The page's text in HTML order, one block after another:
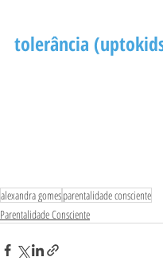
tolerância
alexandra gomesparentalidade consciente
Parentalidade Consciente